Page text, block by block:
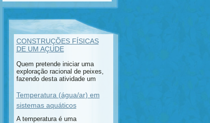
CONSTRUÇÕES FÍSICAS
DE UM AÇUDE
Quem pretende iniciar uma
exploração racional de peixes,
fazendo desta atividade um
Temperatura (água/ar) em
sistemas aquáticos
A temperatura é uma